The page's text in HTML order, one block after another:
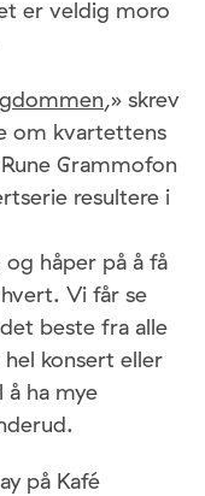
er veldig moro
,» skrev
om kvartettens
Grammofon
resultere i
håper på å få
Vi får se
beste fra alle
konsert eller
ha mye
på Kafé